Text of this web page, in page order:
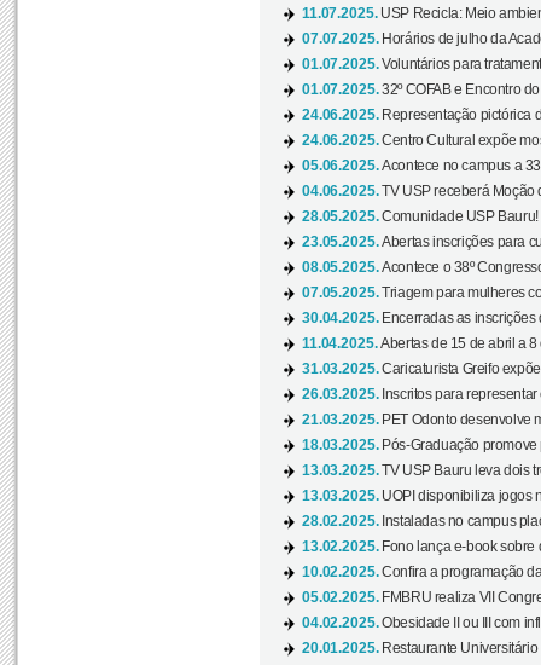
11.07.2025. USP Recicla: Meio
07.07.2025. Horários de julho da
01.07.2025.Voluntários para
01.07.2025.32º COFAB e Encontro
24.06.2025. Representação pictórica
24.06.2025.Centro Cultural expõe
05.06.2025.Acontece no campus a
04.06.2025.TV USP receberá Moção
28.05.2025.Comunidade USP Bauru!
23.05.2025.Abertas inscrições para
08.05.2025.Acontece o 38º
07.05.2025.Triagem para mulheres
30.04.2025. Encerradas as inscrições
11.04.2025.Abertas de 15 de abril a
31.03.2025.Caricaturista Greifo
26.03.2025. Inscritos para
21.03.2025. PET Odonto desenvolve
18.03.2025. Pós-Graduação
13.03.2025.TV USP Bauru leva dois
13.03.2025. UOPI disponibiliza jogos
28.02.2025. Instaladas no campus
13.02.2025. Fono lança e-book sobre
10.02.2025.Confira a programação
05.02.2025. FMBRU realiza VII
04.02.2025.Obesidade II ou III com
20.01.2025. Restaurante